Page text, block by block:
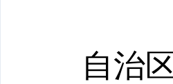
自治